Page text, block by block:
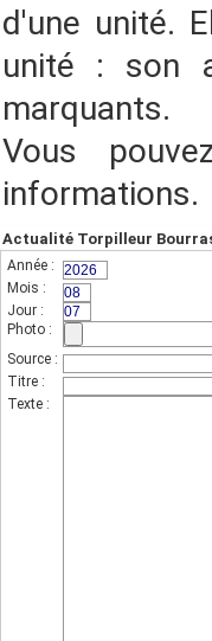
d'une unité.
unité : son
marquants.
Vous
informations.
Actualité Torpilleur
Année :
Mois :
Jour :
Photo :
Source :
Titre :
Texte :